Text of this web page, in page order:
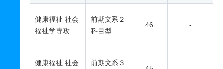
健康福祉 社会
福祉学専攻
前期文系２
科目型
46 -
健康福祉 社会 前期文系３